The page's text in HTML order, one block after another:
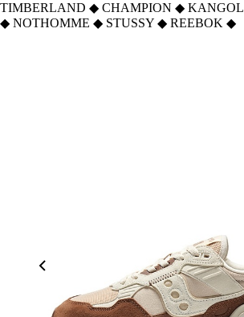
TIMBERLAND ◆ CHAMPION ◆ KANGOL
◆ NOTHOMME ◆ STUSSY ◆ REEBOK ◆